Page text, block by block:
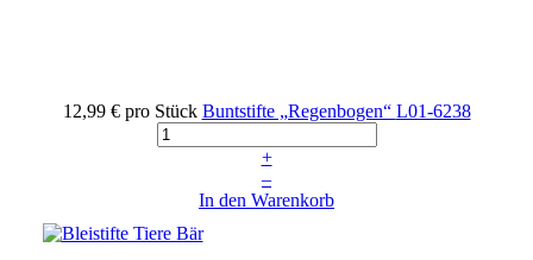
12,99 € pro Stück Buntstifte „Regenbogen“ L01-6238
+
–
In den Warenkorb